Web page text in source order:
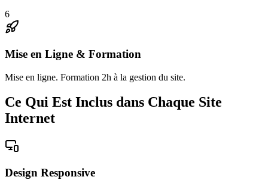
6
Mise en Ligne & Formation
Mise en ligne. Formation 2h à la gestion du site.
Ce Qui Est Inclus dans Chaque Site
Internet
Design Responsive